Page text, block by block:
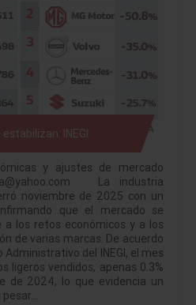
INEGI
y ajustes de mercado
La industria
noviembre de 2025 con un
que el mercado se
a los retos económicos y a los
de varias marcas. De acuerdo
del INEGI, el mes
ligeros vendidos, apenas 0.3%
de 2024, lo que evidencia un